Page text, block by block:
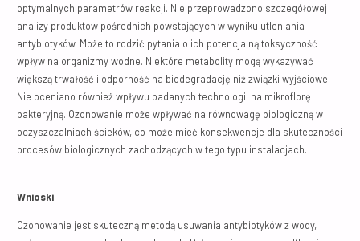
optymalnych parametrów reakcji. Nie przeprowadzono szczegółowej
analizy produktów pośrednich powstających w wyniku utleniania
antybiotyków. Może to rodzić pytania o ich potencjalną toksyczność i
wpływ na organizmy wodne. Niektóre metabolity mogą wykazywać
większą trwałość i odporność na biodegradację niż związki wyjściowe.
Nie oceniano również wpływu badanych technologii na mikroflorę
bakteryjną. Ozonowanie może wpływać na równowagę biologiczną w
oczyszczalniach ścieków, co może mieć konsekwencje dla skuteczności
procesów biologicznych zachodzących w tego typu instalacjach.
Wnioski
Ozonowanie jest skuteczną metodą usuwania antybiotyków z wody,